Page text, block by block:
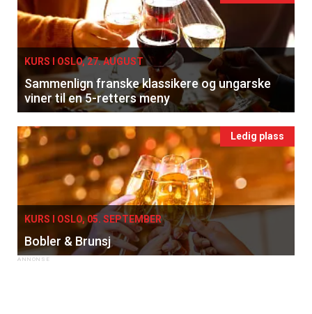
KURS I OSLO, 27. AUGUST
Sammenlign franske klassikere og ungarske
viner til en 5-retters meny
Ledig plass
KURS I OSLO, 05. SEPTEMBER
Bobler & Brunsj